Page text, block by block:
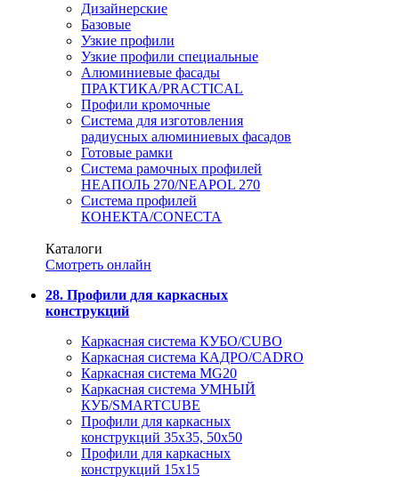
Дизайнерские
Базовые
Узкие профили
Узкие профили специальные
Алюминиевые фасады
ПРАКТИКА/PRACTICAL
Профили кромочные
Система для изготовления
радиусных алюминиевых фасадов
Готовые рамки
Система рамочных профилей
НЕАПОЛЬ 270/NEAPOL 270
Система профилей
КОНЕКТА/CONECTA
Каталоги
Смотреть онлайн
28. Профили для каркасных
конструкций
Каркасная система КУБО/CUBO
Каркасная система КАДРО/CADRO
Каркасная система MG20
Каркасная система УМНЫЙ
КУБ/SMARTCUBE
Профили для каркасных
конструкций 35x35, 50x50
Профили для каркасных
конструкций 15х15